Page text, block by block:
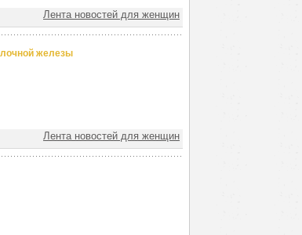
Лента новостей для женщин
железы
Лента новостей для женщин